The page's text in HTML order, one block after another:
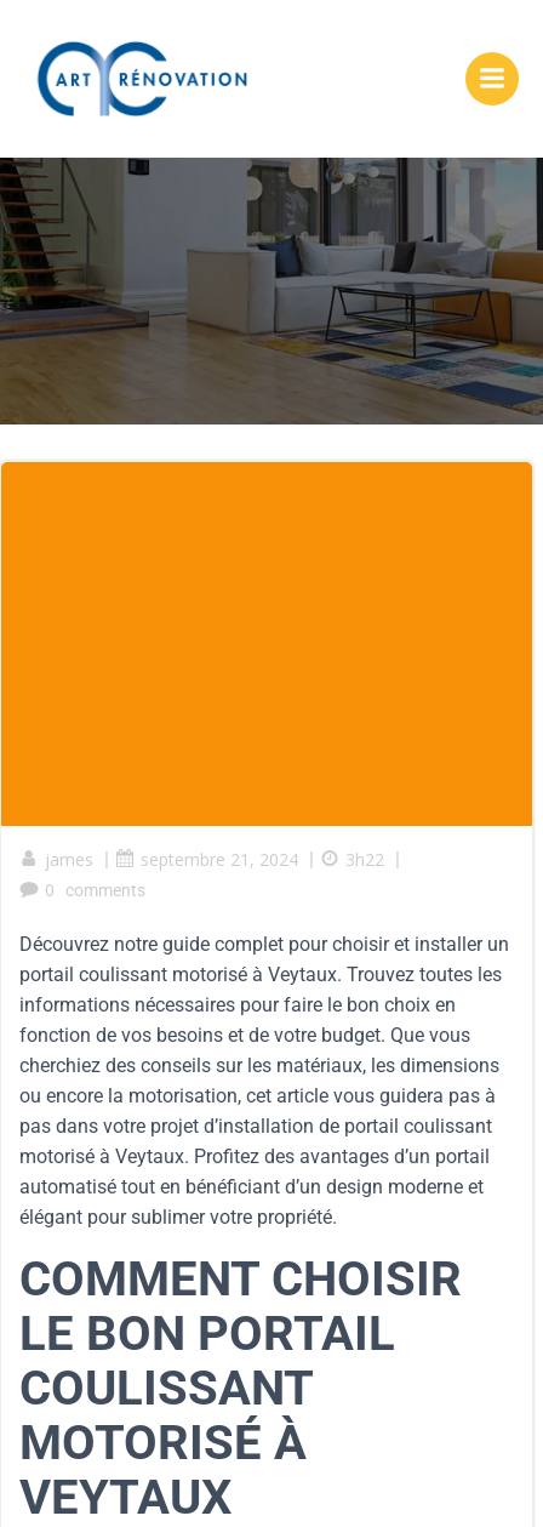
james | septembre 21, 2024 | 3h22 |
0
comments
Découvrez notre guide complet pour choisir et installer un
portail coulissant motorisé à Veytaux. Trouvez toutes les
informations nécessaires pour faire le bon choix en
fonction de vos besoins et de votre budget. Que vous
cherchiez des conseils sur les matériaux, les dimensions
ou encore la motorisation, cet article vous guidera pas à
pas dans votre projet d’installation de portail coulissant
motorisé à Veytaux. Profitez des avantages d’un portail
automatisé tout en bénéficiant d’un design moderne et
élégant pour sublimer votre propriété.
COMMENT CHOISIR
LE BON PORTAIL
COULISSANT
MOTORISÉ À
VEYTAUX